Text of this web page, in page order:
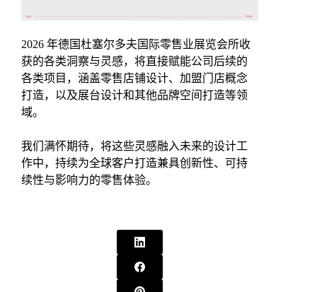
2026 年德国杜塞尔多夫国际零售业展览会所收
获的各类洞察与灵感，将直接赋能公司后续的
各类项目，涵盖零售店铺设计、加盟门店概念
打造，以及展台设计和其他品牌空间打造等领
域。
我们满怀期待，将这些灵感融入未来的设计工
作中，持续为全球客户打造兼具创新性、可持
续性与影响力的零售体验。